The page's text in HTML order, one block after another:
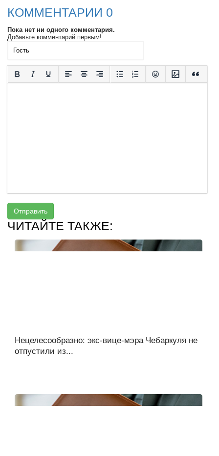
КОММЕНТАРИИ 0
Пока нет ни одного комментария.
Добавьте комментарий первым!
Отправить
ЧИТАЙТЕ ТАКЖЕ:
Нецелесообразно: экс-вице-мэра Чебаркуля не
отпустили из...